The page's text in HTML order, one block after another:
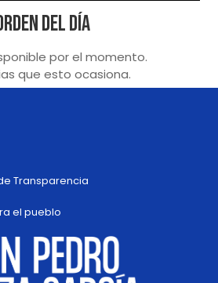
del Día
por el momento.
que esto ocasiona.
Transparencia
el pueblo